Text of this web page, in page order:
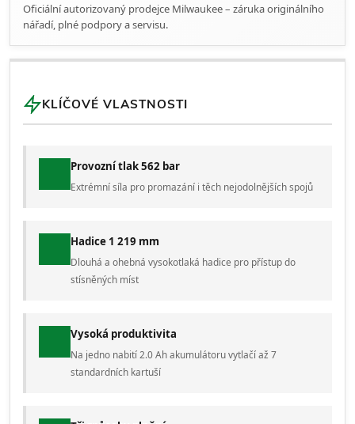
Oficiální autorizovaný prodejce Milwaukee – záruka originálního
nářadí, plné podpory a servisu.
KLÍČOVÉ VLASTNOSTI
Provozní tlak 562 bar
Extrémní síla pro promazání i těch nejodolnějších spojů
Hadice 1 219 mm
Dlouhá a ohebná vysokotlaká hadice pro přístup do
stísněných míst
Vysoká produktivita
Na jedno nabití 2.0 Ah akumulátoru vytlačí až 7
standardních kartuší